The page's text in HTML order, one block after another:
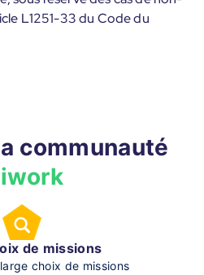
L1251-33 du Code du
communauté
de missions
choix de missions